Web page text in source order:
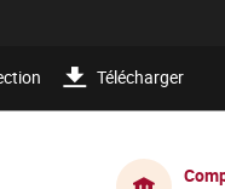
Télécharger